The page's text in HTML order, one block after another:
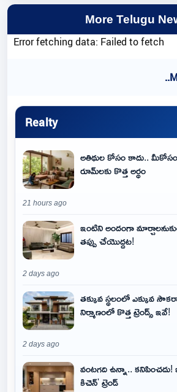
More Telugu
Error fetching data: Failed to fetch
Realty
అతిథుల కోసం కాదు..
రూమ్‌లకు కొత్త అర్థం
21 hours ago
ఇంటిని అందంగా
తప్పు చేయొద్దట!
2 days ago
తక్కువ స్థలంలో ఎక్కువ
నిర్మాణంలో కొత్త ట్రెండ్స్ ఇవే!
2 days ago
వంటగది ఉన్నా.. కనిపించదు!
కిచెన్' ట్రెండ్